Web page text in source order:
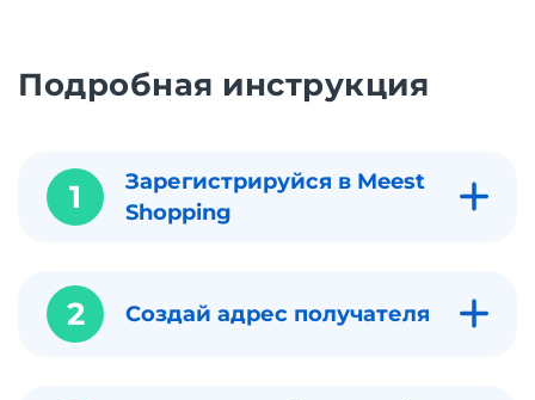
Подробная инструкция
1
Зарегистрируйся в Meest
Shopping
2 Создай адрес получателя